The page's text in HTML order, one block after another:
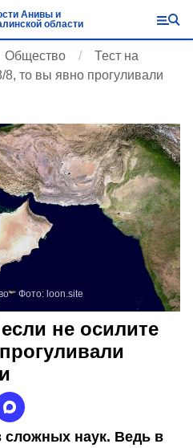
Анивы и
области
Общество
Тест на
8, то вы явно прогуливали
Фото: loon.site
не осилите
наук. Ведь в